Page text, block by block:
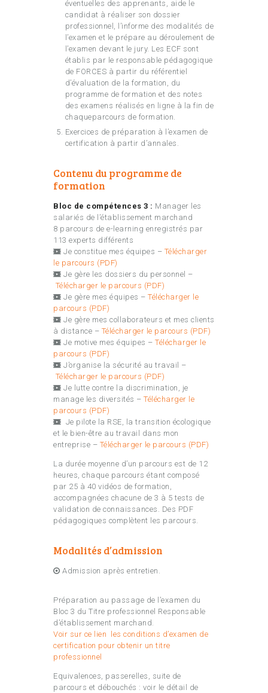
éventuelles des apprenants, aide le
candidat à réaliser son dossier
professionnel, l’informe des modalités de
l’examen et le prépare au déroulement de
l’examen devant le jury. Les ECF sont
établis par le responsable pédagogique
de FORCES à partir du référentiel
d’évaluation de la formation, du
programme de formation et des notes
des examens réalisés en ligne à la fin de
chaqueparcours de formation.
Exercices de préparation à l’examen de
certification à partir d’annales.
Contenu du programme de
formation
Bloc de compétences 3 : Manager les
salariés de l’établissement marchand
8 parcours de e-learning enregistrés par
113 experts différents
Je constitue mes équipes – Télécharger
le parcours (PDF)
Je gère les dossiers du personnel –
Télécharger le parcours (PDF)
Je gère mes équipes – Télécharger le
parcours (PDF)
Je gère mes collaborateurs et mes clients
à distance – Télécharger le parcours (PDF)
Je motive mes équipes – Télécharger le
parcours (PDF)
J’organise la sécurité au travail –
Télécharger le parcours (PDF)
Je lutte contre la discrimination, je
manage les diversités – Télécharger le
parcours (PDF)
Je pilote la RSE, la transition écologique
et le bien-être au travail dans mon
entreprise – Télécharger le parcours (PDF)
La durée moyenne d’un parcours est de 12
heures, chaque parcours étant composé
par 25 à 40 vidéos de formation,
accompagnées chacune de 3 à 5 tests de
validation de connaissances. Des PDF
pédagogiques complètent les parcours.
Modalités d’admission
Admission après entretien.
Préparation au passage de l’examen du
Bloc 3 du Titre professionnel Responsable
d’établissement marchand.
Voir sur ce lien les conditions d’examen de
certification pour obtenir un titre
professionnel
Equivalences, passerelles, suite de
parcours et débouchés : voir le détail de